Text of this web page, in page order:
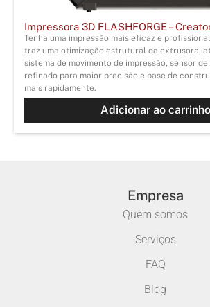
Impressora 3D FLASHFORGE –
Tenha uma impressão mais eficaz e
traz uma otimização estrutural da extrusora,
sistema de movimento de impressão, sensor
refinado para maior precisão e base de
mais rapidamente.
Adicionar ao carrinho
Empresa
Quem somos
Serviços
FAQ
Blog